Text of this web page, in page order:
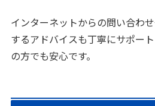
インターネットからの問い合わ
するアドバイスも丁寧にサポー
の方でも安心です。